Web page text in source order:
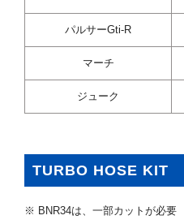
パルサーGti-R
マーチ
ジューク
TURBO HOSE KIT
※ BNR34は、一部カットが必要